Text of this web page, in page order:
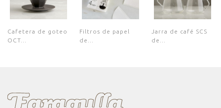
Cafetera de goteo
OCT...
Filtros de papel
de...
Jarra de café SCS
de...